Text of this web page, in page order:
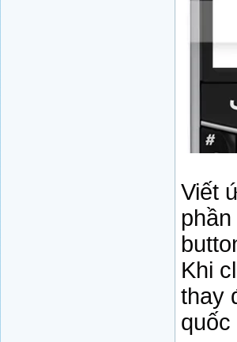
Viết
Khi
thay
quốc